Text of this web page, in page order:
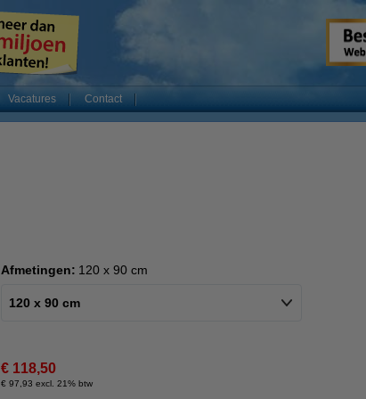
Vacatures Contact
Afmetingen: 120 x 90 cm
120 x 90 cm
€ 118,50
€ 97,93 excl. 21% btw